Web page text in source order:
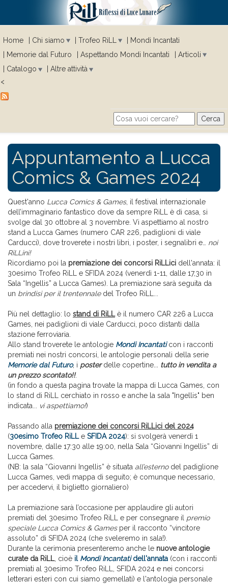
Home Chi siamo Trofeo RiLL
Mondi Incantati
Memorie dal Futuro
Aspettando Mondi Incantati
Articoli
Catalogo
Altre attività
<
Search form
Cerca
Appuntamento a Lucca
Comics & Games 2024
Quest'anno Lucca Comics & Games, il festival internazionale
dell’immaginario fantastico dove da sempre RiLL è di casa, si
svolge dal 30 ottobre al 3 novembre. Vi aspettiamo al nostro
stand a Lucca Games (numero CAR 226, padiglioni di viale
Carducci), dove troverete i nostri libri, i poster, i segnalibri e… noi
RiLLini!
Ricordiamo poi la premiazione dei concorsi RiLLici dell'annata: il
30esimo Trofeo RiLL e SFIDA 2024 (venerdì 1-11, dalle 17,30 in
Sala “Ingellis” a Lucca Games). La premiazione sarà seguita da
un brindisi per il trentennaledel Trofeo RiLL...
Più nel dettaglio: lo stand di RiLLè il numero CAR 226 a Lucca
Games, nei padiglioni di viale Carducci, poco distanti dalla
stazione ferroviaria.
Allo stand troverete le antologie Mondi Incantaticon i racconti
premiati nei nostri concorsi, le antologie personali della serie
Memorie dal Futuro, i posterdelle copertine... tutto in vendita a
un prezzo scontato!!.
(in fondo a questa pagina trovate la mappa di Lucca Games, con
lo stand di RiLL cerchiato in rosso e anche la sala "Ingellis" ben
indicata...
vi aspettiamo!)
Passando alla premiazione dei concorsi RiLLici del 2024
(30esimo Trofeo RiLLe SFIDA 2024): si svolgerà venerdì 1
novembre, dalle 17:30 alle 19:00, nella Sala “Giovanni Ingellis” di
Lucca Games.
(NB: la sala “Giovanni Ingellis” è situata all’esternodel padiglione
Lucca Games, vedi mappa di seguito; è comunque necessario,
per accedervi, il biglietto giornaliero)
La premiazione sarà l’occasione per applaudire gli autori
premiati del 30esimo Trofeo RiLL e per consegnare il premio
speciale Lucca Comics & Gamesper il racconto “vincitore
assoluto” di SFIDA 2024 (che sveleremo in sala!).
Durante la cerimonia presenteremo anche le nuove antologie
curate da RiLL, cioè il Mondi Incantatidell'annata (con i racconti
premiati al 30esimo Trofeo RiLL, SFIDA 2024 e nei concorsi
letterari esteri con cui siamo gemellati) e l'antologia personale